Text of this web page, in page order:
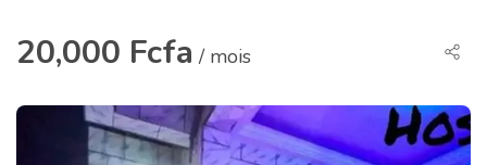
20,000 Fcfa / mois